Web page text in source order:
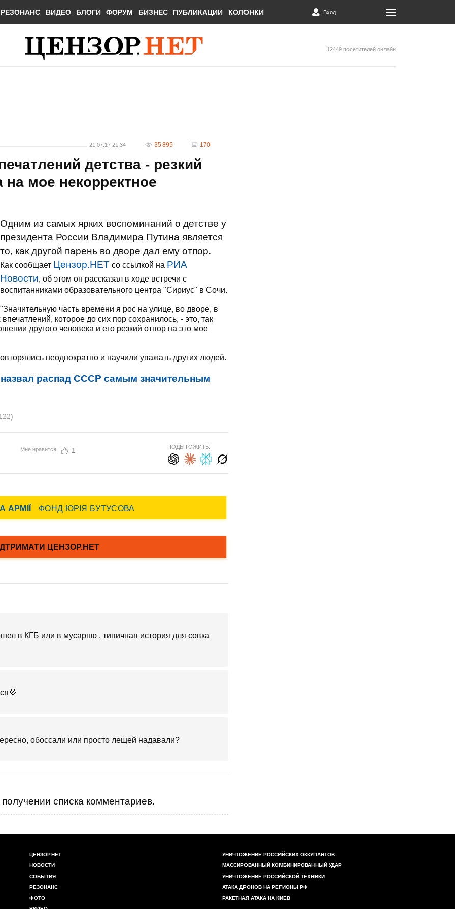
РЕЗОНАНС ВИДЕО БЛОГИ ФОРУМ БИЗНЕС ПУБЛИКАЦИИ КОЛОНКИ Вход
12449 посетителей онлайн
21.07.17 21:34 35 895 170
детства - резкий
на мое некорректное
Одним из самых ярких воспоминаний о детстве у
президента России Владимира Путина является
то, как другой парень во дворе дал ему отпор.
Как сообщает Цензор.НЕТ со ссылкой на РИА
Новости, об этом он рассказал в ходе встречи с
воспитанниками образовательного центра "Сириус" в Сочи.
"Значительную часть времени я рос на улице, во дворе, в
которое до сих пор сохранилось, - это, так
другого человека и его резкий отпор на это мое
неоднократно и научили уважать других людей.
распад СССР самым значительным
Мне нравится 1 ПОДЫТОЖИТЬ:
в КГБ или в мусарню , типичная история для совка
обоссали или просто лещей надавали?
списка комментариев.
ЦЕНЗОР.НЕТ
НОВОСТИ
СОБЫТИЯ
РЕЗОНАНС
ФОТО
УНИЧТОЖЕНИЕ РОССИЙСКИХ ОККУПАНТОВ
МАССИРОВАННЫЙ КОМБИНИРОВАННЫЙ УДАР
УНИЧТОЖЕНИЕ РОССИЙСКОЙ ТЕХНИКИ
АТАКА ДРОНОВ НА РЕГИОНЫ РФ
РАКЕТНАЯ АТАКА НА КИЕВ